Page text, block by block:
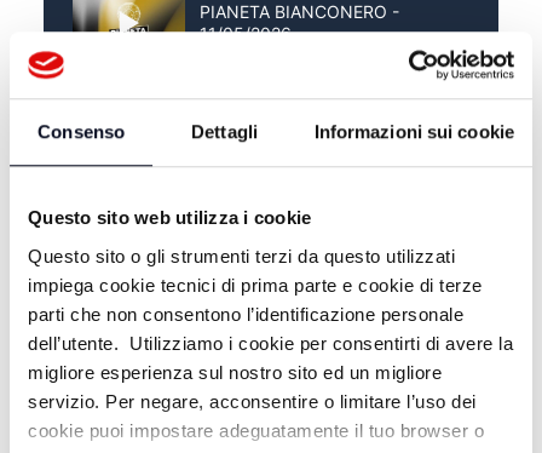
Consenso Dettagli Informazioni sui cookie
Questo sito web utilizza i cookie
Questo sito o gli strumenti terzi da questo utilizzati
impiega cookie tecnici di prima parte e cookie di terze
parti che non consentono l’identificazione personale
dell’utente. Utilizziamo i cookie per consentirti di avere la
migliore esperienza sul nostro sito ed un migliore
servizio. Per negare, acconsentire o limitare l’uso dei
cookie puoi impostare adeguatamente il tuo browser o
PIANETA BIANCONERO -
11/05/2026
PIANETA BIANCONERO -